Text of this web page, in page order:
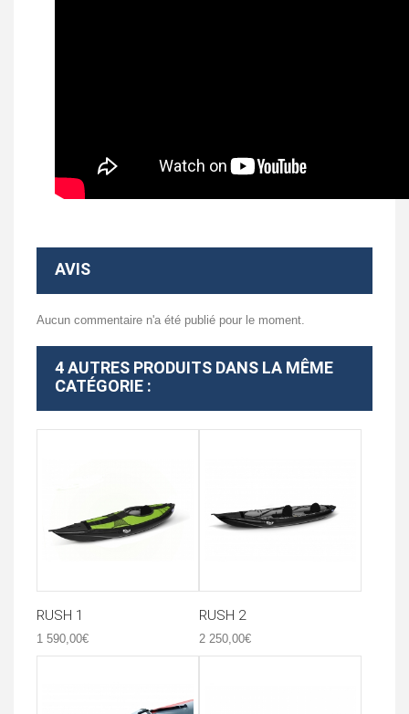
AVIS
Aucun commentaire n'a été publié pour le moment.
4 AUTRES PRODUITS DANS LA MÊME
CATÉGORIE :
RUSH 1
1 590,00€
RUSH 2
2 250,00€